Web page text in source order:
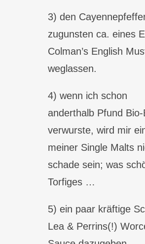
3) den
zugunsten ca. eines
Colman’s English
weglassen.
4) wenn ich schon
anderthalb Pfund Bio-
verwurste, wird mir
meiner Single Malts
schade sein; was
Torfiges …
5) ein paar kräftige
Lea & Perrins(!)